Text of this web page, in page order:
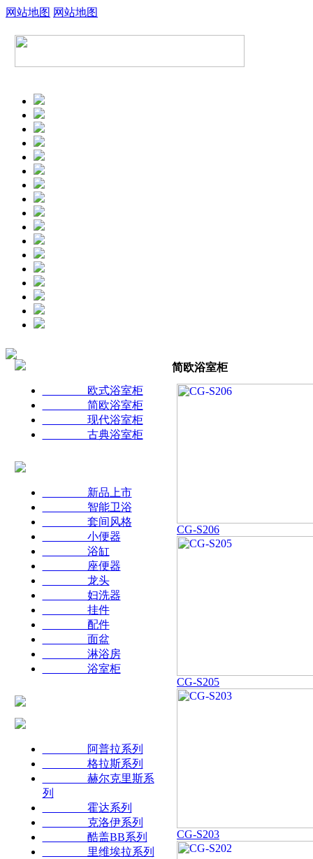
网站地图 网站地图
欧式浴室柜
简欧浴室柜
现代浴室柜
古典浴室柜
新品上市
智能卫浴
套间风格
小便器
浴缸
座便器
龙头
妇洗器
挂件
配件
面盆
淋浴房
浴室柜
阿普拉系列
格拉斯系列
赫尔克里斯系
列
霍达系列
克洛伊系列
酷盖BB系列
里维埃拉系列
简欧浴室柜
CG-S206
CG-S205
CG-S203